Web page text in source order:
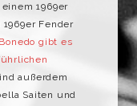
1969er
Fender
gibt es
außerdem
Saiten und